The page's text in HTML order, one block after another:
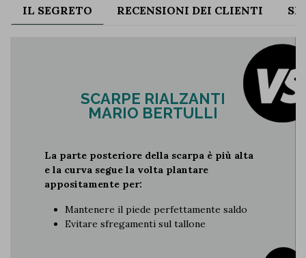
IL SEGRETO RECENSIONI DEI CLIENTI
SCARPE RIALZANTI
MARIO BERTULLI
La parte posteriore della scarpa è più alta
e la curva segue la volta plantare
appositamente per:
Mantenere il piede perfettamente saldo
Evitare sfregamenti sul tallone